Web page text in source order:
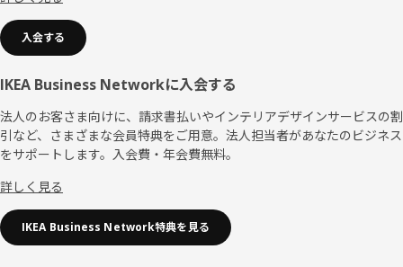
入会する
IKEA Business Networkに入会する
法人のお客さま向けに、請求書払いやインテリアデザインサービスの割
引など、さまざまな会員特典をご用意。法人担当者があなたのビジネス
をサポートします。入会費・年会費無料。
詳しく見る
IKEA Business Network特典を見る